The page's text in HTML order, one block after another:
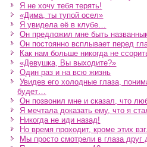
Я не хочу тебя терять!
«Дима, ты тупой осел»
Я увидела её в клубе…
Он предложил мне быть
Он постоянно всплывает перед
Как нам больше никогда не
«Девушка, Вы выходите?»
Один раз и на всю жизнь
Увидев его холодные глаза,
будет…
Он позвонил мне и сказал, что
Я мечтала доказать ему, что я
Никогда не иди назад!
Но время проходит, кроме этих
Мы просто смотрели в глаза друг